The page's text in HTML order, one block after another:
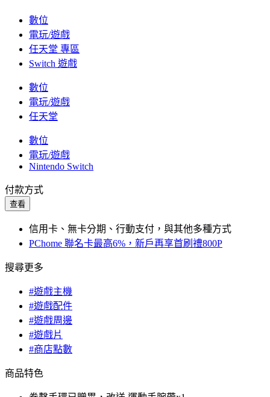
數位
電玩/遊戲
任天堂 專區
Switch 遊戲
數位
電玩/遊戲
任天堂
數位
電玩/遊戲
Nintendo Switch
付款方式
查看
信用卡、無卡分期、行動支付，與其他多種方式
PChome 聯名卡最高6%，新戶再享首刷禮800P
搜尋更多
#遊戲主機
#遊戲配件
#遊戲周邊
#遊戲片
#商店點數
商品特色